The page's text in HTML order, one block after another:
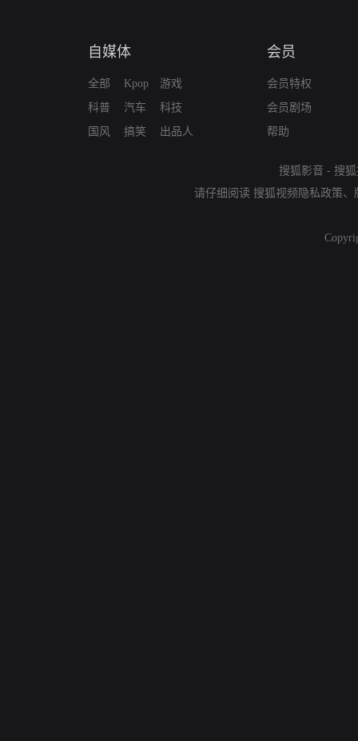
自媒体
全部
科普
国风
Kpop
汽车
搞笑
游戏
科技
出品人
会员
会员特权
会员剧场
帮助
搜狐影音 - 搜
请仔细阅读 搜狐视频隐私政策、